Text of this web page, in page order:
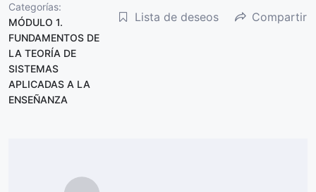
Categorías:
MÓDULO 1.
FUNDAMENTOS DE
LA TEORÍA DE
SISTEMAS
APLICADAS A LA
ENSEÑANZA
Lista de deseos Compartir